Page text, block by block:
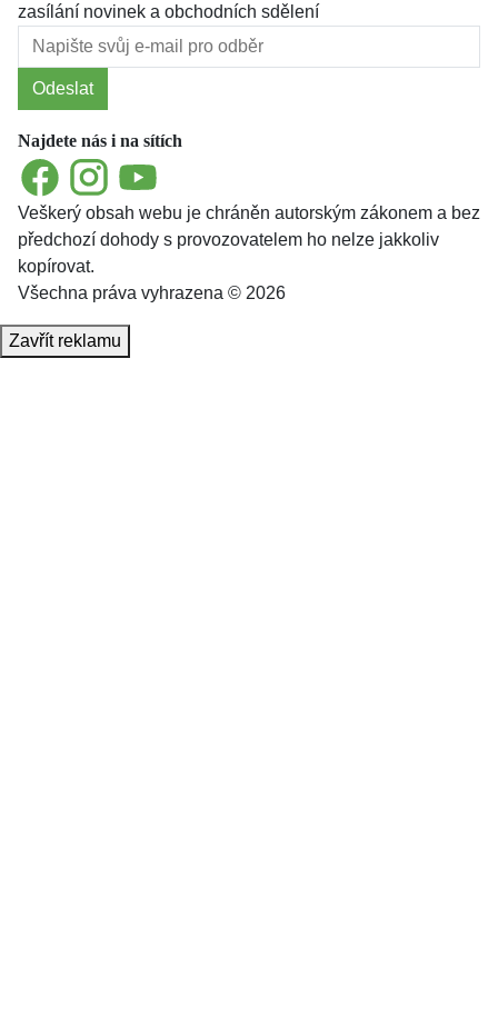
zasílání novinek a obchodních sdělení
Odeslat
Najdete nás i na sítích
FacebookInstagramYouTube
Veškerý obsah webu je chráněn autorským zákonem a bez
předchozí dohody s provozovatelem ho nelze jakkoliv
kopírovat.
Všechna práva vyhrazena © 2026
Zavřít reklamu